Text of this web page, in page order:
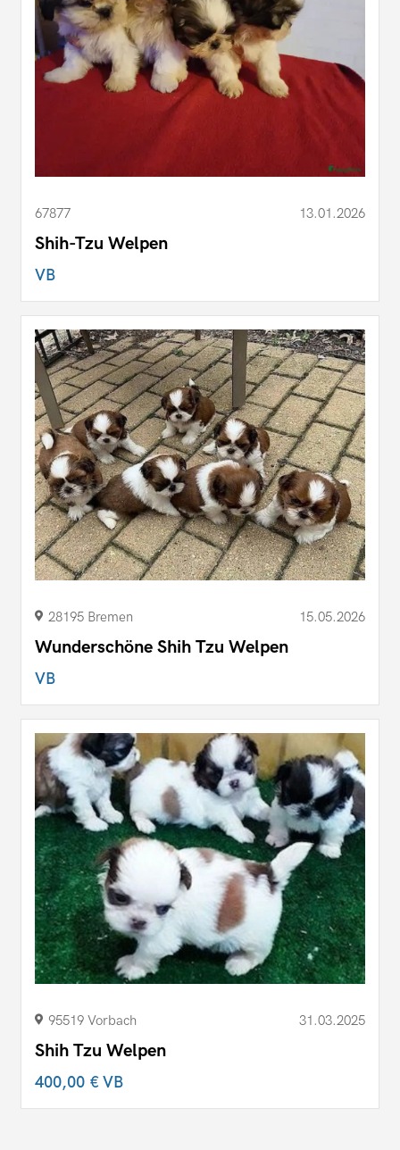
67877 13.01.2026
Shih-Tzu Welpen
VB
28195 Bremen 15.05.2026
Wunderschöne Shih Tzu Welpen
VB
95519 Vorbach 31.03.2025
Shih Tzu Welpen
400,00 €VB